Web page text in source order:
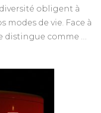
obligent à
de vie. Face à
distingue comme …